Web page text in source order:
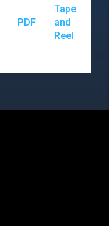
PDF
Tape
and
Reel